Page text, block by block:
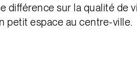
différence sur la qualité de
petit espace au centre-ville.